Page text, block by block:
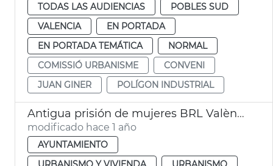
TODAS LAS AUDIENCIAS
POBLES SUD
VALENCIA
EN PORTADA
EN PORTADA TEMÁTICA
NORMAL
COMISSIÓ URBANISME
CONVENI
JUAN GINER
POLÍGON INDUSTRIAL
Antigua prisión de mujeres BRL València
modificado hace 1 año
AYUNTAMIENTO